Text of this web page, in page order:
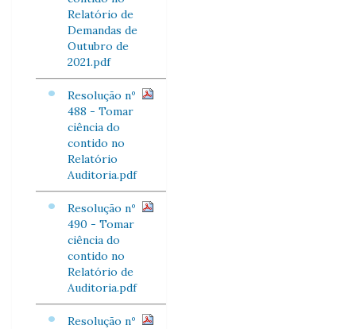
Relatório de
Demandas de
Outubro de
2021.pdf
Resolução nº
488 - Tomar
ciência do
contido no
Relatório
Auditoria.pdf
Resolução nº
490 - Tomar
ciência do
contido no
Relatório de
Auditoria.pdf
Resolução nº